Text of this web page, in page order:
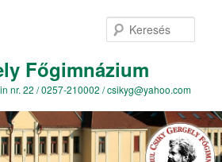
Főgimnázium
nr. 22 / 0257-210002 / csikyg@yahoo.com